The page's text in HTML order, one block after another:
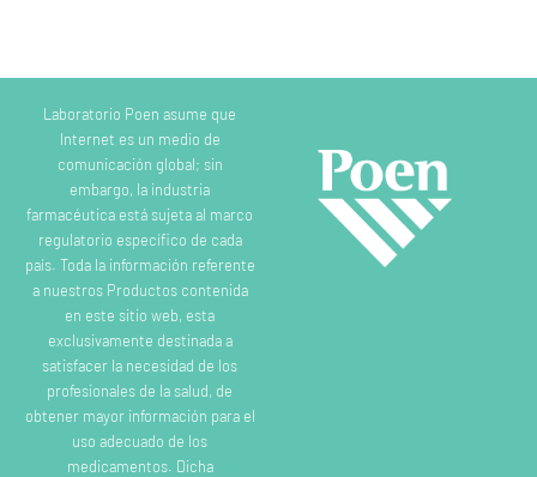
Laboratorio Poen asume que
Internet es un medio de
comunicación global; sin
embargo, la industria
farmacéutica está sujeta al marco
regulatorio específico de cada
país. Toda la información referente
a nuestros Productos contenida
en este sitio web, esta
exclusivamente destinada a
satisfacer la necesidad de los
profesionales de la salud, de
obtener mayor información para el
uso adecuado de los
medicamentos. Dicha